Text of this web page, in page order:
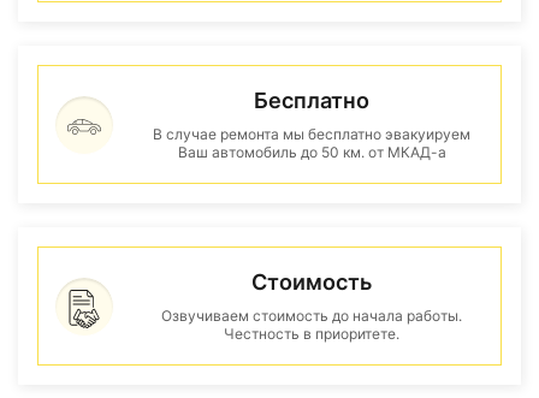
Бесплатно
В случае ремонта мы бесплатно эвакуируем
Ваш автомобиль до 50 км. от МКАД-а
Стоимость
Озвучиваем стоимость до начала работы.
Честность в приоритете.